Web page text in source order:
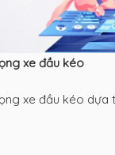
xe đầu kéo
xe đầu kéo dựa